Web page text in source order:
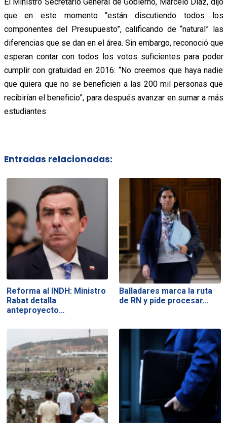
que en este momento “están discutiendo todos los
componentes del Presupuesto”, calificando de “natural” las
diferencias que se dan en el área. Sin embargo, reconoció que
esperan contar con todos los votos suficientes para poder
cumplir con gratuidad en 2016: “No creemos que haya nadie
que quiera que no se beneficien a las 200 mil personas que
recibirían el beneficio”, para después avanzar en sumar a más
estudiantes.
Entradas relacionadas:
Reforma al INDH: Ministro
Rabat detalla
anteproyecto…
Balladares marca la ruta
de RN y pide procesar…